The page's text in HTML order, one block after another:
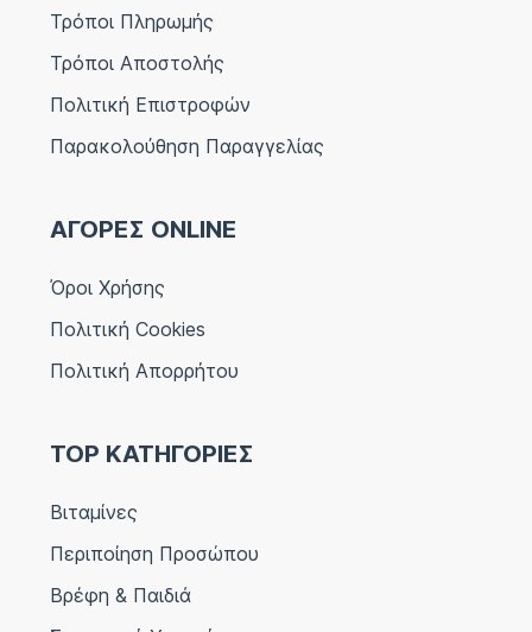
Τρόποι Πληρωμής
Τρόποι Αποστολής
Πολιτική Επιστροφών
Παρακολούθηση Παραγγελίας
ΑΓΟΡΕΣ ONLINE
Όροι Χρήσης
Πολιτική Cookies
Πολιτική Απορρήτου
TOP ΚΑΤΗΓΟΡΙΕΣ
Βιταμίνες
Περιποίηση Προσώπου
Βρέφη & Παιδιά